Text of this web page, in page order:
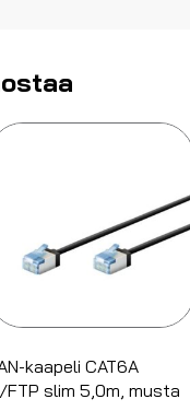
kaapeli CAT6A
FTP slim 5,0m, musta